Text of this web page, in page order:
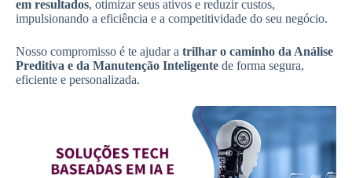
em resultados, otimizar seus ativos e reduzir custos,
impulsionando a eficiência e a competitividade do seu negócio.
Nosso compromisso é te ajudar a trilhar o caminho da Análise
Preditiva e da Manutenção Inteligente de forma segura,
eficiente e personalizada.